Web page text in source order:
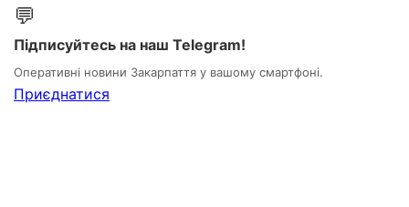
💬
Підписуйтесь на наш Telegram!
Оперативні новини Закарпаття у вашому смартфоні.
Приєднатися